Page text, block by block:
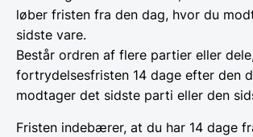
løber fristen fra den dag, hvor du
sidste vare.
Består ordren af flere partier eller
fortrydelsesfristen 14 dage efter den
modtager det sidste parti eller den
Fristen indebærer, at du har 14 dage